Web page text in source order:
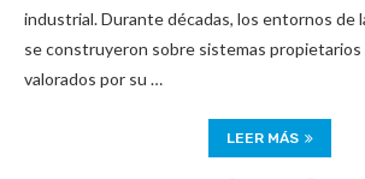
industrial. Durante décadas, los entornos de
se construyeron sobre sistemas propietarios
valorados por su …
LEER MÁS